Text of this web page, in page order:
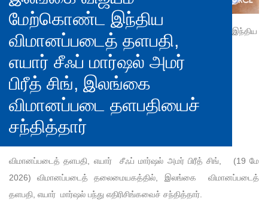
மேற்கொண்ட இந்திய
விமானப்படைத் தளபதி,
எயார் சீஃப் மார்ஷல் அமர்
பிரீத் சிங், இலங்கை
விமானப்படை தளபதியைச்
சந்தித்தார்
இந்திய
விமானப்படைத் தளபதி, எயார் சீஃப் மார்ஷல் அமர் பிரீத் சிங், (19 மே
2026) விமானப்படைத் தலைமையகத்தில், இலங்கை விமானப்படைத்
தளபதி, எயார் மார்ஷல் பந்து எதிரிசிங்கவைச் சந்தித்தார்.